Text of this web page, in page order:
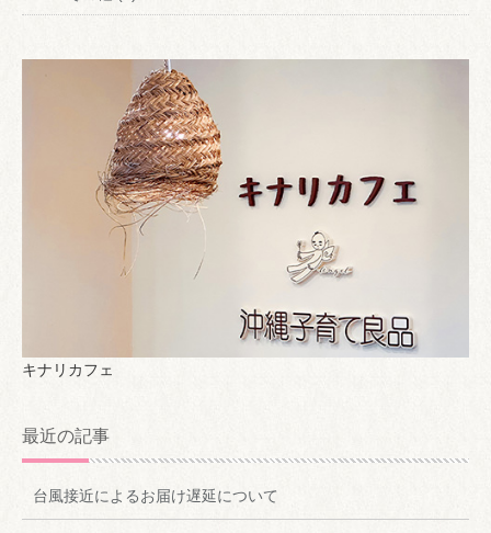
キナリカフェ
最近の記事
台風接近によるお届け遅延について